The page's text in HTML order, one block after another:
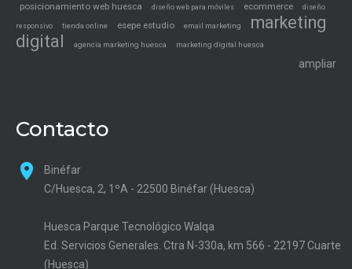
posicionamiento web huesca
diseño web para móviles ecommerce diseño
responsivo tienda online esepe estudio email marketing
marketing
digital
agencia marketing huesca marketing digital huesca
ampliar
Contacto
Binéfar
C/Huesca, 2, 1ºA - 22500 Binéfar (Huesca)
Huesca Parque Tecnológico Walqa
Ed. Servicios Generales. Ctra N-330a, km 566 - 22197 Cuarte
(Huesca)